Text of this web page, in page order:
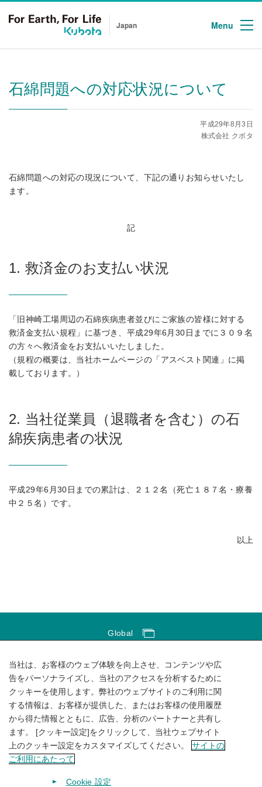
Japan Menu
石綿問題への対応状況について
平成29年8月3日
株式会社 クボタ
石綿問題への対応の現況について、下記の通りお知らせいたし
ます。
記
1. 救済金のお支払い状況
「旧神崎工場周辺の石綿疾病患者並びにご家族の皆様に対する
救済金支払い規程」に基づき、平成29年6月30日までに３０９名
の方々へ救済金をお支払いいたしました。
（規程の概要は、当社ホームページの「アスベスト関連」に掲
載しております。）
2. 当社従業員（退職者を含む）の石
綿疾病患者の状況
平成29年6月30日までの累計は、２１２名（死亡１８７名・療養
中２５名）です。
以上
Global
サイトのご利用にあたって
ソーシャルメディアポリシー
個人情報保護方針
サイトマップ
当社は、お客様のウェブ体験を向上させ、コンテンツや広
告をパーソナライズし、当社のアクセスを分析するために
クッキーを使用します。弊社のウェブサイトのご利用に関
する情報は、お客様が提供した、またはお客様の使用履歴
から得た情報とともに、広告、分析のパートナーと共有し
ます。 [クッキー設定]をクリックして、当社ウェブサイト
上のクッキー設定をカスタマイズしてください。
サイトの
ご利用にあたって
Cookie 設定